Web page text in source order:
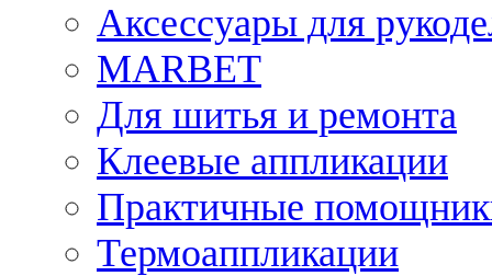
Аксессуары для
MARBET
Для шитья и ремонта
Клеевые аппликации
Практичные
Термоаппликации